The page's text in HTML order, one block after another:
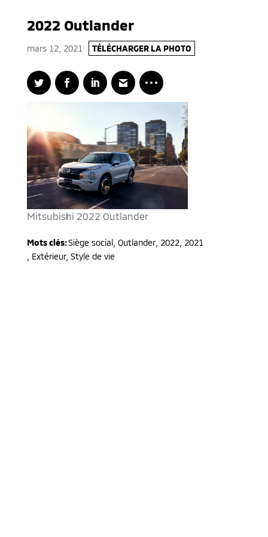
2022 Outlander
mars 12, 2021 TÉLÉCHARGER LA PHOTO
Mitsubishi 2022 Outlander
Mots clés:Siège social, Outlander, 2022, 2021
Extérieur, Style de vie